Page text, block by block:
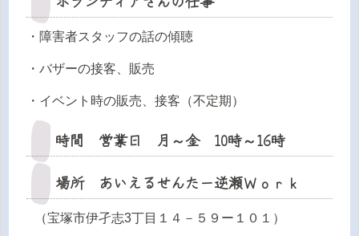
・障害者スタッフの話の傾聴
・バザーの接客、販売
・イベント時の販売、接客（不定期）
時間 営業日 月～金 10時～16時
場所 あいえるせんたー逆瀬Ｗｏｒｋ
（宝塚市伊孑志3丁目１４－５９ー１０１）